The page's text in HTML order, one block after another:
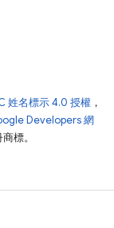
姓名標示 4.0 授權 ，
Developers 網
標。